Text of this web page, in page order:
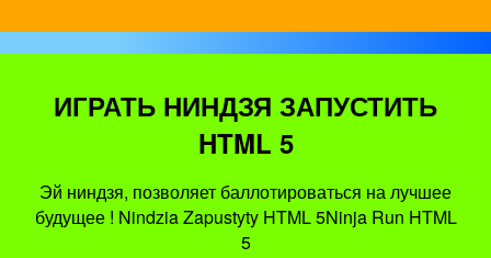
ИГРАТЬ НИНДЗЯ ЗАПУСТИТЬ
HTML 5
Эй ниндзя, позволяет баллотироваться на лучшее
будущее ! Nindzia Zapustyty HTML 5Ninja Run HTML
5